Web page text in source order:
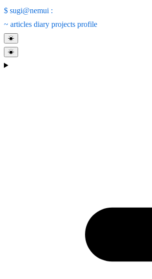
$ sugi@nemui :
~ articles diary projects profile
☀
☀